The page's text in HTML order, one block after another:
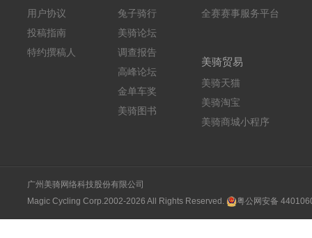
用户协议
投稿指南
特约撰稿人
兔子骑行
美骑论坛
调查报告
高峰论坛
金单车奖
美骑图书
全赛赛事服务平台
美骑贸易
美骑天猫
美骑淘宝
美骑商城小程序
广州美骑网络科技股份有限公司
Magic Cycling Corp.2002-2026 All Rights Reserved.
粤公网安备